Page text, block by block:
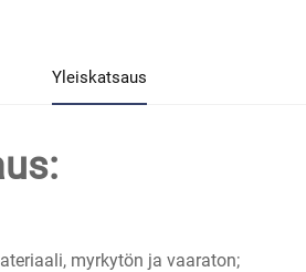
Yleiskatsaus
myrkytön ja vaaraton;